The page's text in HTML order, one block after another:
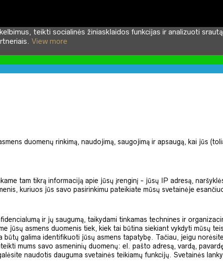
teikti socialinės žiniasklaidos funkcijas ir analizuoti srautą.
View more
duomenų rinkimą, naudojimą, saugojimą ir apsaugą, kai jūs
tam tikrą informaciją apie jūsų įrenginį - jūsų IP adresą,
kuriuos jūs savo pasirinkimu pateikiate mūsų svetainėje
ir jų saugumą, taikydami tinkamas technines ir
jūsų asmens duomenis tiek, kiek tai būtina siekiant vykdyti mūsų
galima identifikuoti jūsų asmens tapatybę. Tačiau, jeigu
mums savo asmeninių duomenų: el. pašto adresą, vardą,
naudotis dauguma svetainės teikiamų funkcijų. Svetainės